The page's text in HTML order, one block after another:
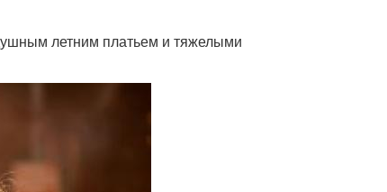
летним платьем и тяжелыми